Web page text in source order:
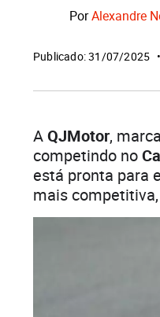
PorAlexandre
Publicado: 31/07/2025
AQJMotor,
competindo no
está pronta para
mais